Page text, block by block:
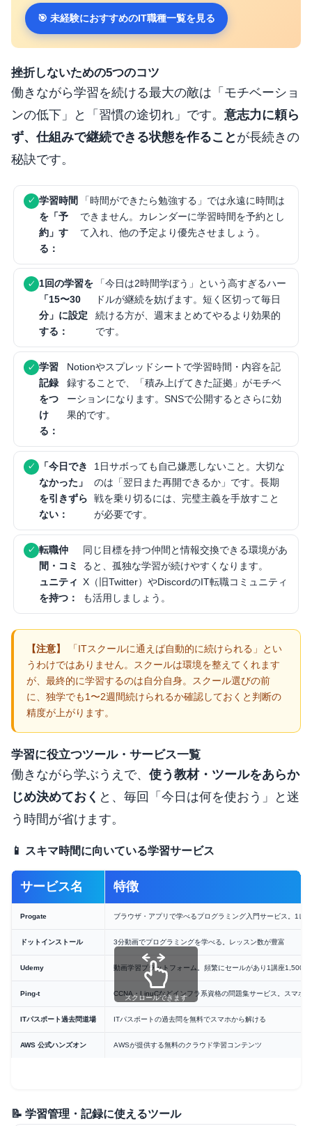
🎯 未経験におすすめのIT職種一覧を見る
挫折しないための5つのコツ
働きながら学習を続ける最大の敵は「モチベーショ
ンの低下」と「習慣の途切れ」です。 意志力に頼ら
ず、仕組みで継続できる状態を作ること が長続きの
秘訣です。
学習時間
を「予
約」す
る：
「時間ができたら勉強する」では永遠に時間は
できません。カレンダーに学習時間を予約とし
て入れ、他の予定より優先させましょう。
1回の学習を
「15〜30
分」に設定
する：
「今日は2時間学ぼう」という高すぎるハー
ドルが継続を妨げます。短く区切って毎日
続ける方が、週末まとめてやるより効果的
です。
学習
記録
をつ
け
る：
Notionやスプレッドシートで学習時間・内容を記
録することで、「積み上げてきた証拠」がモチベ
ーションになります。SNSで公開するとさらに効
果的です。
「今日でき
なかった」
を引きずら
ない：
1日サボっても自己嫌悪しないこと。大切な
のは「翌日また再開できるか」です。長期
戦を乗り切るには、完璧主義を手放すこと
が必要です。
転職仲
間・コミ
ュニティ
を持つ：
同じ目標を持つ仲間と情報交換できる環境があ
ると、孤独な学習が続けやすくなります。
X（旧Twitter）やDiscordのIT転職コミュニティ
も活用しましょう。
「ITスクールに通えば自動的に続けられる」とい
うわけではありません。スクールは環境を整えてくれます
が、最終的に学習するのは自分自身。スクール選びの前
に、独学でも1〜2週間続けられるか確認しておくと判断の
精度が上がります。
学習に役立つツール・サービス一覧
働きながら学ぶうえで、 使う教材・ツールをあらか
じめ決めておく と、毎回「今日は何を使おう」と迷
う時間が省けます。
📱 スキマ時間に向いている学習サービス
サービス名 特徴
Progate ブラウザ・アプリで学べるプログラミング入門サービス。1レ
ドットインストール 3分動画でプログラミングを学べる。レッスン数が豊富
Udemy 動画学習プラットフォーム。頻繁にセールがあり1講座1,500
Ping-t CCNA・LinuCなどインフラ系資格の問題集サービス。スマホ
ITパスポート過去問道場 ITパスポートの過去問を無料でスマホから解ける
AWS 公式ハンズオン AWSが提供する無料のクラウド学習コンテンツ
スクロールできます
📝 学習管理・記録に使えるツール